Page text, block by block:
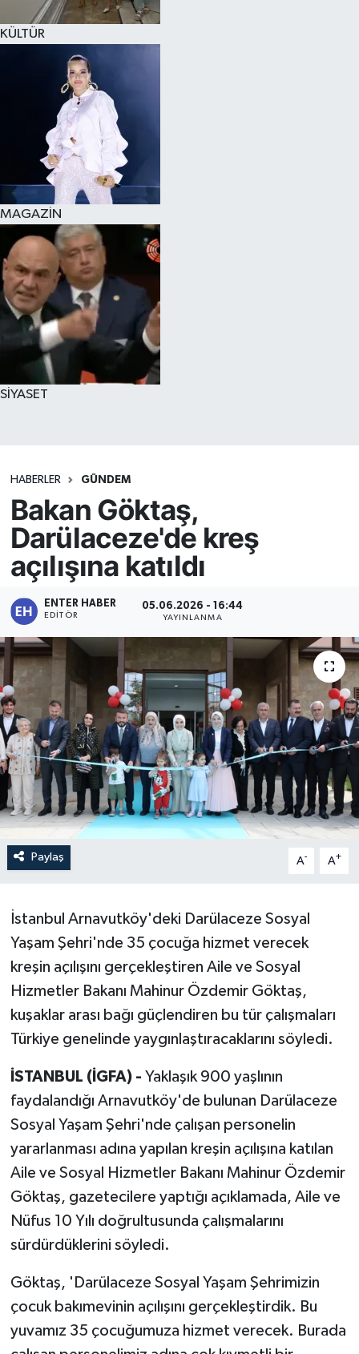
KÜLTÜR
MAGAZİN
SİYASET
HABERLER GÜNDEM
Bakan Göktaş,
Darülaceze'de kreş
açılışına katıldı
ENTER HABER
EDITÖR
05.06.2026 - 16:44
YAYINLANMA
Paylaş A- A+
İstanbul Arnavutköy'deki Darülaceze Sosyal
Yaşam Şehri'nde 35 çocuğa hizmet verecek
kreşin açılışını gerçekleştiren Aile ve Sosyal
Hizmetler Bakanı Mahinur Özdemir Göktaş,
kuşaklar arası bağı güçlendiren bu tür çalışmaları
Türkiye genelinde yaygınlaştıracaklarını söyledi.
İSTANBUL (İGFA) - Yaklaşık 900 yaşlının
faydalandığı Arnavutköy'de bulunan Darülaceze
Sosyal Yaşam Şehri'nde çalışan personelin
yararlanması adına yapılan kreşin açılışına katılan
Aile ve Sosyal Hizmetler Bakanı Mahinur Özdemir
Göktaş, gazetecilere yaptığı açıklamada, Aile ve
Nüfus 10 Yılı doğrultusunda çalışmalarını
sürdürdüklerini söyledi.
Göktaş, 'Darülaceze Sosyal Yaşam Şehrimizin
çocuk bakımevinin açılışını gerçekleştirdik. Bu
yuvamız 35 çocuğumuza hizmet verecek. Burada